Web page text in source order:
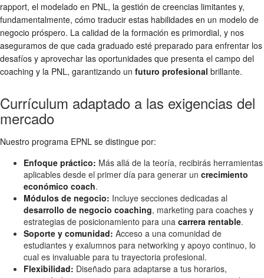
rapport, el modelado en PNL, la gestión de creencias limitantes y,
fundamentalmente, cómo traducir estas habilidades en un modelo de
negocio próspero. La calidad de la formación es primordial, y nos
aseguramos de que cada graduado esté preparado para enfrentar los
desafíos y aprovechar las oportunidades que presenta el campo del
coaching y la PNL, garantizando un futuro profesional brillante.
Currículum adaptado a las exigencias del
mercado
Nuestro programa EPNL se distingue por:
Enfoque práctico: Más allá de la teoría, recibirás herramientas
aplicables desde el primer día para generar un crecimiento
económico coach.
Módulos de negocio: Incluye secciones dedicadas al
desarrollo de negocio coaching, marketing para coaches y
estrategias de posicionamiento para una carrera rentable.
Soporte y comunidad: Acceso a una comunidad de
estudiantes y exalumnos para networking y apoyo continuo, lo
cual es invaluable para tu trayectoria profesional.
Flexibilidad: Diseñado para adaptarse a tus horarios,